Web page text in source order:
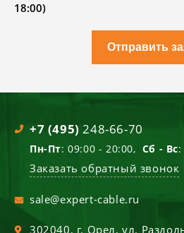
18:00)
Отправить
+7 (495) 248-66-70
Пн-Пт: 09:00 - 20:00, Сб - Вс
Заказать обратный звонок
sale@expert-cable.ru
302040, г. Орел,ул.